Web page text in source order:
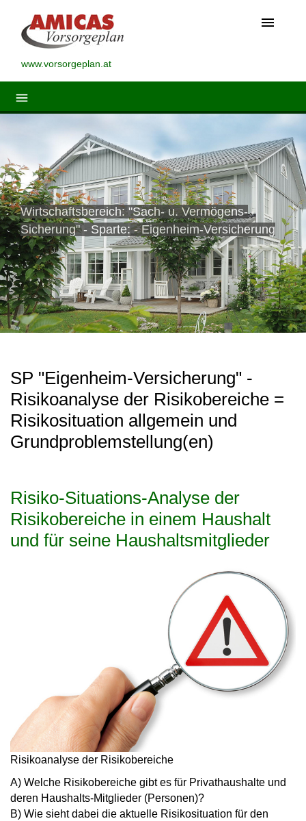
menu
www.vorsorgeplan.at
menu
Wirtschaftsbereich: "Sach- u. Vermögens-
Sicherung" - Sparte: - Eigenheim-Versicherung
SP "Eigenheim-Versicherung" -
Risikoanalyse der Risikobereiche =
Risikosituation allgemein und
Grundproblemstellung(en)
Risiko-Situations-Analyse der
Risikobereiche in einem Haushalt
und für seine Haushaltsmitglieder
Risikoanalyse der Risikobereiche
A) Welche Risikobereiche gibt es für Privathaushalte und
deren Haushalts-Mitglieder (Personen)?
B) Wie sieht dabei die aktuelle Risikosituation für den